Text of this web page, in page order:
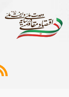
Open